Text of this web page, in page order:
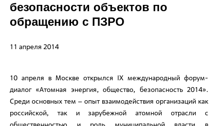
безопасности объектов по
обращению с ПЗРО
11 апреля 2014
10 апреля в Москве открылся IX международный форум-
диалог «Атомная энергия, общество, безопасность 2014».
Среди основных тем – опыт взаимодействия организаций как
российской, так и зарубежной атомной отрасли с